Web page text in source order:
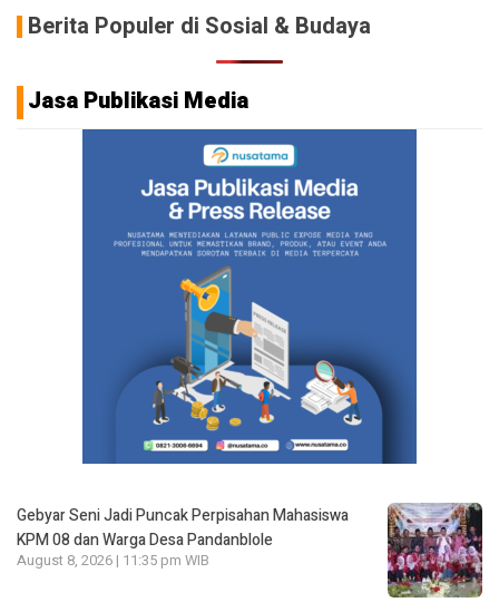
Berita Populer di Sosial & Budaya
Jasa Publikasi Media
Gebyar Seni Jadi Puncak Perpisahan Mahasiswa
KPM 08 dan Warga Desa Pandanblole
August 8, 2026 | 11:35 pm WIB